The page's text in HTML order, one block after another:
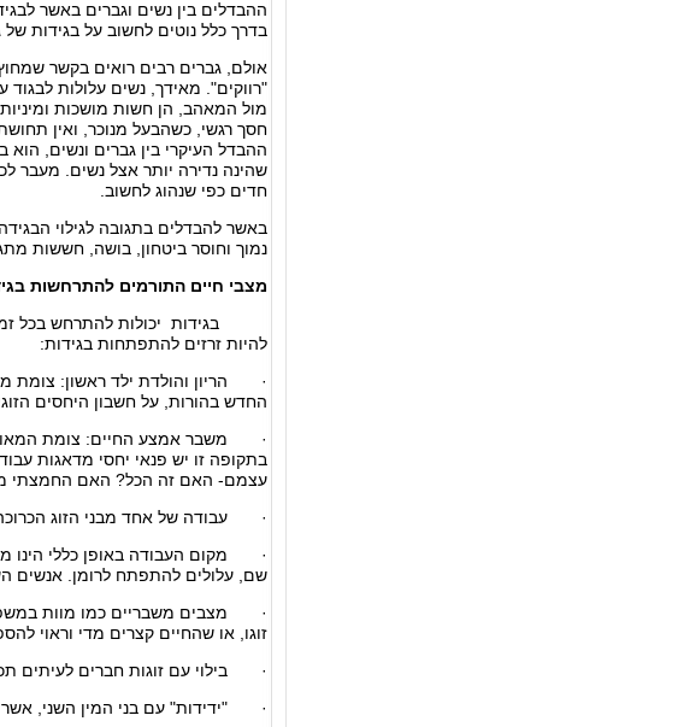
ההבדלים בין נשים וגברים באשר
בדרך כלל נוטים לחשוב על בגידות של
אולם, גברים רבים רואים בקשר
"רווקים". מאידך, נשים עלולות
מול המאהב, הן חשות מושכות
חסך רגשי, כשהבעל מנוכר, ואין
ההבדל העיקרי בין גברים ונשים,
שהינה נדירה יותר אצל נשים. מעבר
חדים כפי שנהוג לחשוב.
באשר להבדלים בתגובה לגילוי
נמוך וחוסר ביטחון, בושה, חששות
מצבי חיים התורמים להתרחשות
בגידות יכולות להתרחש בכל זמן
להיות זרזים להתפתחות בגידות:
· הריון והולדת ילד ראשון: צומת
החדש בהורות, על חשבון היחסים
· משבר אמצע החיים: צומת המאותת
בתקופה זו יש פנאי יחסי מדאגות
עצמם- האם זה הכל? האם החמצתי
· עבודה של אחד מבני הזוג
· מקום העבודה באופן כללי הינו
שם, עלולים להתפתח לרומן. אנשים
· מצבים משבריים כמו מוות
זוגו, או שהחיים קצרים מדי וראוי
· בילוי עם זוגות חברים לעיתים
· "ידידות" עם בני המין השני, אשר